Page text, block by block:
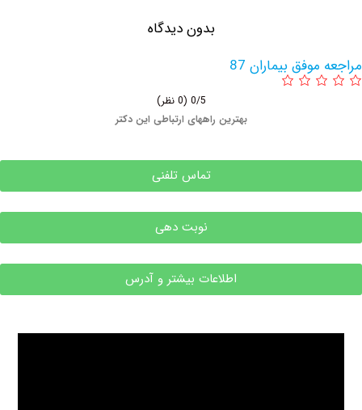
بدون دیدگاه
بیماران 87
بهترین راههای ارتباطی این دکتر
تماس تلفنی
نوبت دهی
اطلاعات بیشتر و آدرس